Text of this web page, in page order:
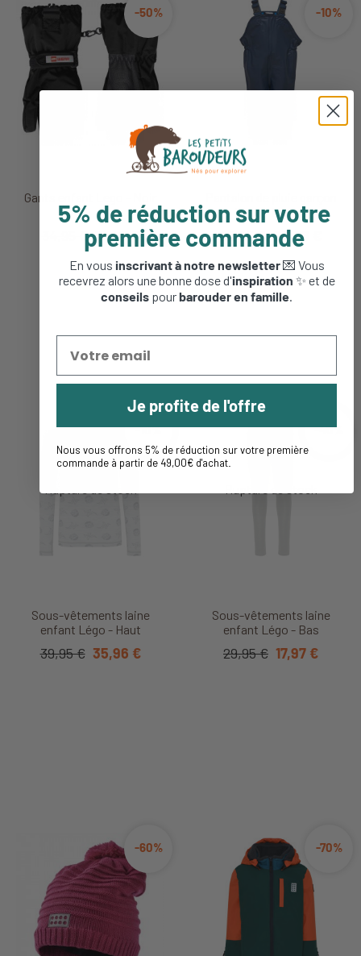
Gants enfant Lego - Noir
-50%
34,95 € 17,48 €
Lego - Marine
-10%
22,95 € 20,66 €
Sous-vêtements laine
enfant Légo - Haut
-10%
39,95 € 35,96 €
Sous-vêtements laine
enfant Légo - Bas
-40%
29,95 € 17,97 €
-60% -70%
5% de réduction sur votre
première commande
En vous inscrivant à notre newsletter💌 Vous
recevrez alors une bonne dose d'inspiration ✨ et de
conseils pourbarouder en famille.
Je profite de l'offre
Nous vous offrons 5% de réduction sur votre première
commande à partir de 49,00€ d'achat.